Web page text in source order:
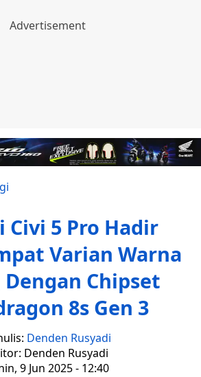
Civi 5 Pro Hadir
Varian Warna
Dengan Chipset
8s Gen 3
Denden Rusyadi
Denden Rusyadi
9 Jun 2025 - 12:40